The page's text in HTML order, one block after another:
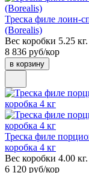
Треска филе лоин-
(Borealis)
Вес коробки 5.25 кг.
8 836 руб/кор
в корзину
Треска филе
коробка 4 кг
Вес коробки 4.00 кг.
6 120 руб/кор